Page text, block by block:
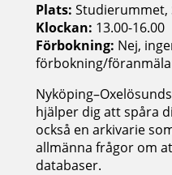
Plats: Studierummet,
Klockan: 13.00-16.00
Förbokning: Nej,
förbokning/
hjälper dig att spåra
också en arkivarie
allmänna frågor om
databaser.